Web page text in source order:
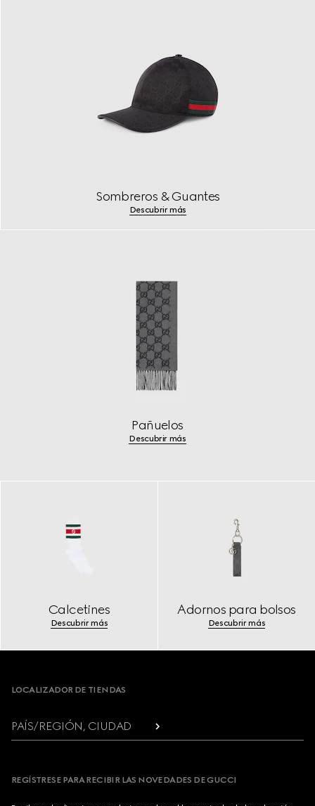
Sombreros & Guantes
Descubrir más
Pañuelos
Descubrir más
Calcetines
Descubrir más
Adornos para bolsos
Descubrir más
Footer
LOCALIZADOR DE TIENDAS
PAÍS/REGIÓN, CIUDAD
REGÍSTRESE PARA RECIBIR LAS NOVEDADES DE GUCCI